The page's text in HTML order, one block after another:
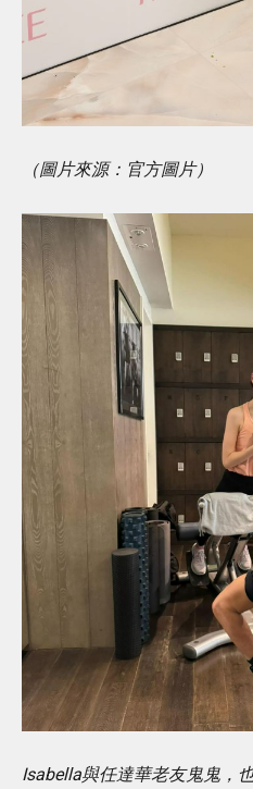
（圖片來源：官方圖片）
Isabella與任達華老友鬼鬼，